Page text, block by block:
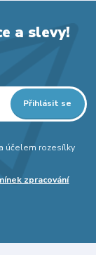
a slevy!
Přihlásit se
účelem rozesílky
zpracování